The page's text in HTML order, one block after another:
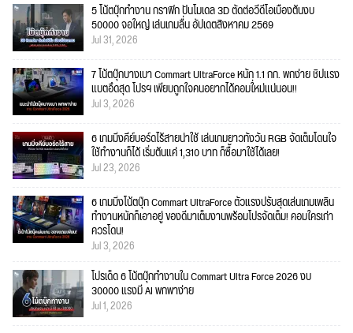
5 โน้ตบุ๊กทำงาน กราฟิก ปั้นโมเดล 3D ตัดต่อวีดีโอเบื้องต้นงบ
50000 จอใหญ่ เล่นเกมลื่น อัปเดตสิงหาคม 2569
Jul 31, 2026
7 โน้ตบุ๊กบางเบา Commart UltraForce หนัก 1.1 กก. พกง่าย ชิปแรง
แบตอึดสุด โปรฯ เพียบถูกใจคนอยากได้คอมใ่หม่แน่นอน!!
Jul 3, 2026
6 เกมมิ่งคีย์บอร์ดไร้สายน่าใช้ เล่นเกมยาวทั้งวัน RGB จัดเต็มโดนใจ
ใช้ทำงานก็ได้ เริ่มต้นแค่ 1,310 บาท ก็ซื้อมาใช้ได้เลย!
Jul 23, 2026
6 เกมมิ่งโน้ตบุ๊ก Commart UltraForce ตัวแรงปรับสุดเล่นเกมเพลิน
ทำงานหนักก็เอาอยู่ ของดีมาเต็มงานพร้อมโปรจัดเต็ม! คอมใครเก่า
ควรโดน!
Jul 3, 2026
โปรเด็ด 6 โน้ตบุ๊กทำงานใน Commart Ultra Force 2026 งบ
30000 แรงมี AI พกพาง่าย
Jul 1, 2026